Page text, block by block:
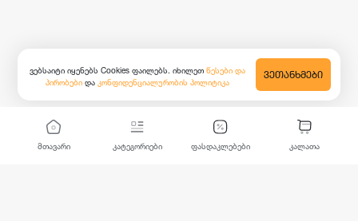
მთავარი კატეგორიები ფასდაკლებები კალათა
ვებსაიტი იყენებს Cookies ფაილებს. იხილეთ წესები და
პირობები და კონფიდენციალურობის პოლიტიკა
ᲕᲔᲗᲐᲜᲮᲛᲔᲑᲘ